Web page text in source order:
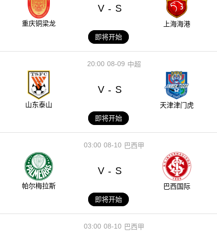
重庆铜梁龙
V - S
上海海港
即将开始
08-09
20:00 中超
山东泰山
V - S
天津津门虎
即将开始
08-10
03:00 巴西甲
帕尔梅拉斯
V - S
巴西国际
即将开始
08-10
03:00 巴西甲